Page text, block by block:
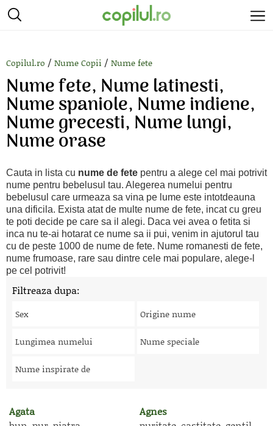
Copilul.ro / Nume Copii / Nume fete
Nume fete, Nume latinesti,
Nume spaniole, Nume indiene,
Nume grecesti, Nume lungi,
Nume orase
Cauta in lista cu nume de fete pentru a alege cel mai potrivit
nume pentru bebelusul tau. Alegerea numelui pentru
bebelusul care urmeaza sa vina pe lume este intotdeauna
una dificila. Exista atat de multe nume de fete, incat cu greu
te poti decide pe care sa il alegi. Daca vei avea o fetita si
inca nu te-ai hotarat ce nume sa ii pui, venim in ajutorul tau
cu de peste 1000 de nume de fete. Nume romanesti de fete,
nume frumoase, rare sau dintre cele mai populare, alege-l
pe cel potrivit!
Filtreaza dupa:
Sex Origine nume
Lungimea numelui Nume speciale
Nume inspirate de
Agata
Agnes